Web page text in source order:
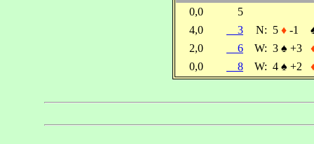
0,0
5
4,0
3 N: 5 ♦ -1
2,0
6 W: 3 ♠ +3
0,0
8 W: 4 ♠ +2